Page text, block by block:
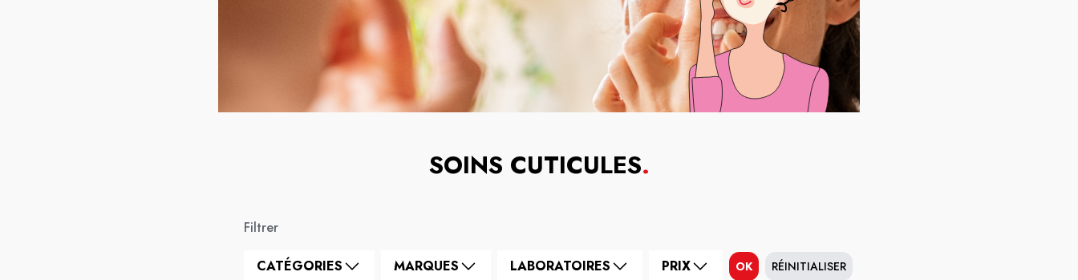
SOINS CUTICULES.
Filtrer
CATÉGORIES MARQUES LABORATOIRES PRIX OK RÉINITIALISER